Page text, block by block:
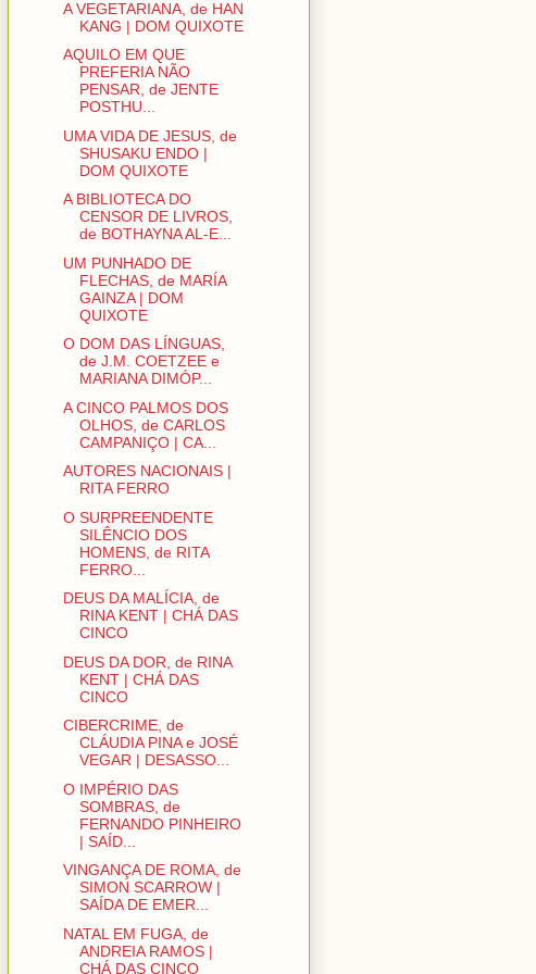
A VEGETARIANA, de HAN
KANG | DOM QUIXOTE
AQUILO EM QUE
PREFERIA NÃO
PENSAR, de JENTE
POSTHU...
UMA VIDA DE JESUS, de
SHUSAKU ENDO |
DOM QUIXOTE
A BIBLIOTECA DO
CENSOR DE LIVROS,
de BOTHAYNA AL-E...
UM PUNHADO DE
FLECHAS, de MARÍA
GAINZA | DOM
QUIXOTE
O DOM DAS LÍNGUAS,
de J.M. COETZEE e
MARIANA DIMÓP...
A CINCO PALMOS DOS
OLHOS, de CARLOS
CAMPANIÇO | CA...
AUTORES NACIONAIS |
RITA FERRO
O SURPREENDENTE
SILÊNCIO DOS
HOMENS, de RITA
FERRO...
DEUS DA MALÍCIA, de
RINA KENT | CHÁ DAS
CINCO
DEUS DA DOR, de RINA
KENT | CHÁ DAS
CINCO
CIBERCRIME, de
CLÁUDIA PINA e JOSÉ
VEGAR | DESASSO...
O IMPÉRIO DAS
SOMBRAS, de
FERNANDO PINHEIRO
| SAÍD...
VINGANÇA DE ROMA, de
SIMON SCARROW |
SAÍDA DE EMER...
NATAL EM FUGA, de
ANDREIA RAMOS |
CHÁ DAS CINCO